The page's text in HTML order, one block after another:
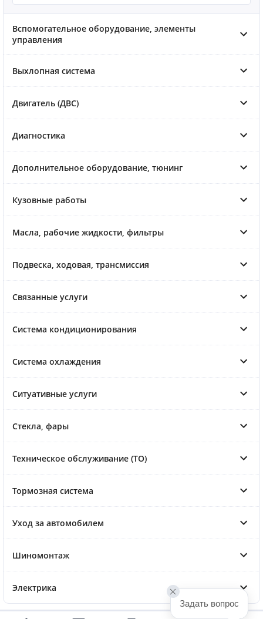
Вспомогательное оборудование, элементы
управления
Выхлопная система
Двигатель (ДВС)
Диагностика
Дополнительное оборудование, тюнинг
Кузовные работы
Масла, рабочие жидкости, фильтры
Подвеска, ходовая, трансмиссия
Связанные услуги
Система кондиционирования
Система охлаждения
Ситуативные услуги
Стекла, фары
Техническое обслуживание (ТО)
Тормозная система
Уход за автомобилем
Шиномонтаж
Электрика
Задать вопрос